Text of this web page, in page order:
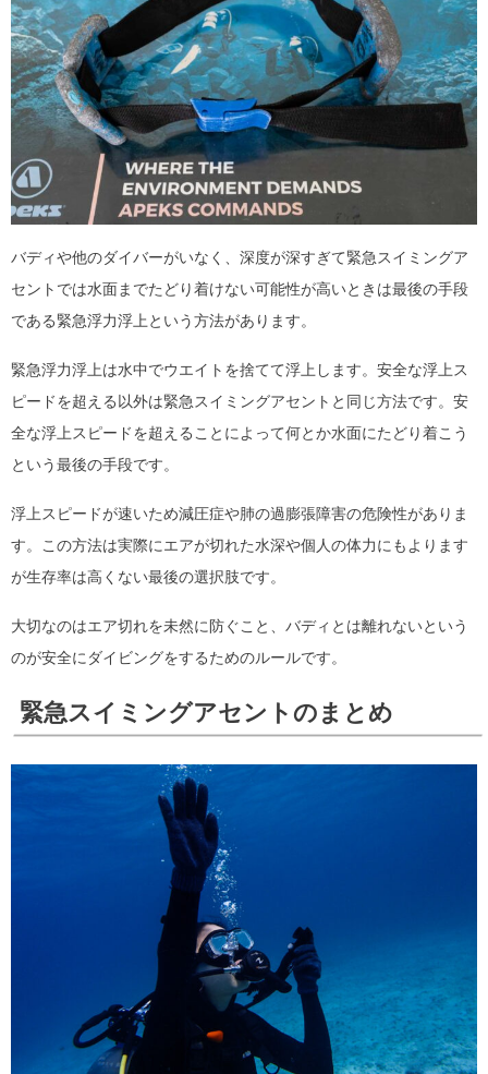
バディや他のダイバーがいなく、深度が深すぎて緊急スイミングア
セントでは水面までたどり着けない可能性が高いときは最後の手段
である緊急浮力浮上という方法があります。
緊急浮力浮上は水中でウエイトを捨てて浮上します。安全な浮上ス
ピードを超える以外は緊急スイミングアセントと同じ方法です。安
全な浮上スピードを超えることによって何とか水面にたどり着こう
という最後の手段です。
浮上スピードが速いため減圧症や肺の過膨張障害の危険性がありま
す。この方法は実際にエアが切れた水深や個人の体力にもよります
が生存率は高くない最後の選択肢です。
大切なのはエア切れを未然に防ぐこと、バディとは離れないという
のが安全にダイビングをするためのルールです。
緊急スイミングアセントのまとめ